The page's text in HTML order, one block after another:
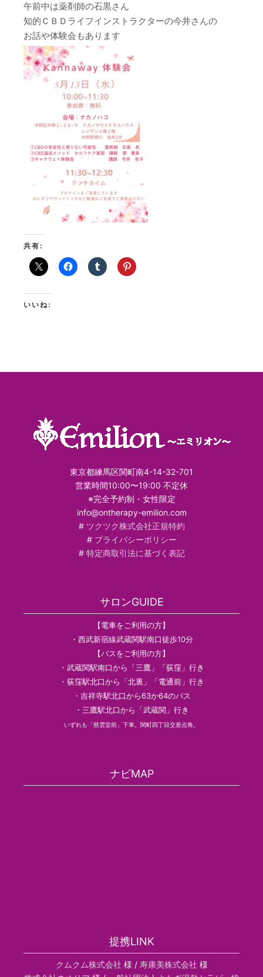
午前中は薬剤師の石黒さん
知的ＣＢＤライフインストラクターの今井さんの
お話や体験会もあります
共有:
いいね:
東京都練馬区関町南4-14-32-701
営業時間10:00〜19:00 不定休
※完全予約制・女性限定
info@ontherapy-emilion.com
# ツクツク株式会社正規特約
# プライバシーポリシー
# 特定商取引法に基づく表記
サロンGUIDE
【電車をご利用の方】
・西武新宿線武蔵関駅南口徒歩10分
【バスをご利用の方】
・武蔵関駅南口から「三鷹」「荻窪」行き
・荻窪駅北口から「北裏」「電通前」行き
・吉祥寺駅北口から63か64のバス
・三鷹駅北口から「武蔵関」行き
いずれも「慈雲堂前」下車。関町四丁目交差点角。
ナビMAP
提携LINK
クムクム株式会社 様 / 寿康美株式会社 様